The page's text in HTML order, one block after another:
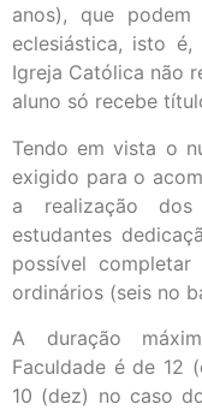
anos), que
eclesiástica, isto
Igreja Católica não
aluno só recebe
Tendo em vista o
exigido para o
a realização
estudantes
possível
ordinários (seis no
A duração
Faculdade é de 12
10 (dez) no caso